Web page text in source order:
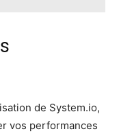
de System.io,
vos performances